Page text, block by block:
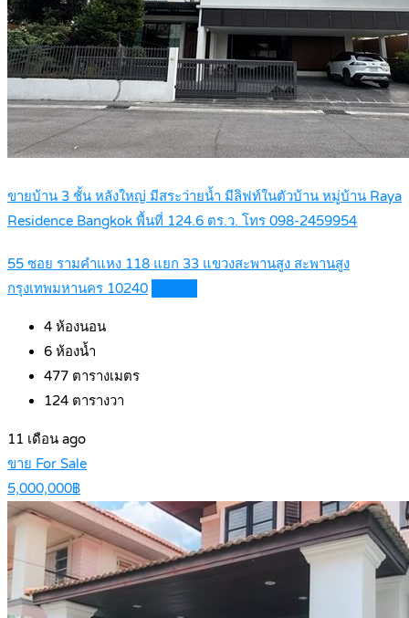
ขายบ้าน 3 ชั้น หลังใหญ่ มีสระว่ายน้ำ มีลิฟท์ในตัวบ้าน หมู่บ้าน Raya
Residence Bangkok พื้นที่ 124.6 ตร.ว. โทร 098-2459954
55 ซอย รามคำแหง 118 แยก 33 แขวงสะพานสูง สะพานสูง
กรุงเทพมหานคร 10240
4 ห้องนอน
6 ห้องน้ำ
477 ตารางเมตร
124 ตารางวา
11 เดือน ago
ขาย For Sale
5,000,000฿